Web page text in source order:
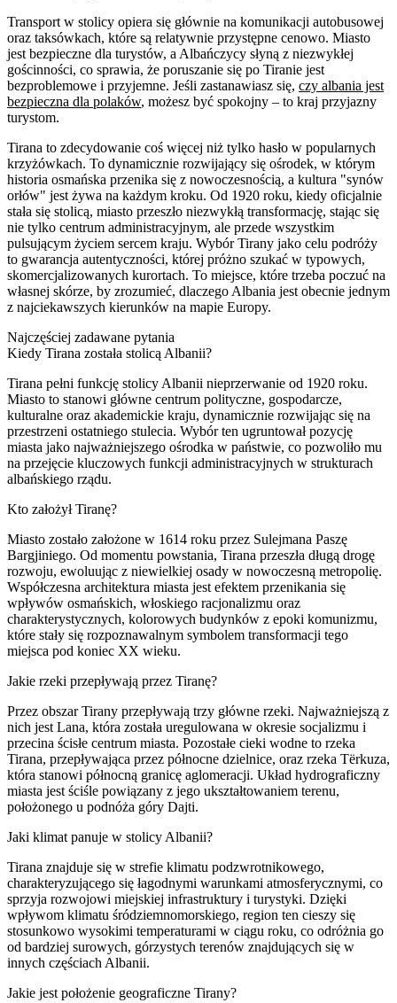
Transport w stolicy opiera się głównie na komunikacji autobusowej
oraz taksówkach, które są relatywnie przystępne cenowo. Miasto
jest bezpieczne dla turystów, a Albańczycy słyną z niezwykłej
gościnności, co sprawia, że poruszanie się po Tiranie jest
bezproblemowe i przyjemne. Jeśli zastanawiasz się, czy albania jest
bezpieczna dla polaków, możesz być spokojny – to kraj przyjazny
turystom.
Tirana to zdecydowanie coś więcej niż tylko hasło w popularnych
krzyżówkach. To dynamicznie rozwijający się ośrodek, w którym
historia osmańska przenika się z nowoczesnością, a kultura "synów
orłów" jest żywa na każdym kroku. Od 1920 roku, kiedy oficjalnie
stała się stolicą, miasto przeszło niezwykłą transformację, stając się
nie tylko centrum administracyjnym, ale przede wszystkim
pulsującym życiem sercem kraju. Wybór Tirany jako celu podróży
to gwarancja autentyczności, której próżno szukać w typowych,
skomercjalizowanych kurortach. To miejsce, które trzeba poczuć na
własnej skórze, by zrozumieć, dlaczego Albania jest obecnie jednym
z najciekawszych kierunków na mapie Europy.
Najczęściej zadawane pytania
Kiedy Tirana została stolicą Albanii?
Tirana pełni funkcję stolicy Albanii nieprzerwanie od 1920 roku.
Miasto to stanowi główne centrum polityczne, gospodarcze,
kulturalne oraz akademickie kraju, dynamicznie rozwijając się na
przestrzeni ostatniego stulecia. Wybór ten ugruntował pozycję
miasta jako najważniejszego ośrodka w państwie, co pozwoliło mu
na przejęcie kluczowych funkcji administracyjnych w strukturach
albańskiego rządu.
Kto założył Tiranę?
Miasto zostało założone w 1614 roku przez Sulejmana Paszę
Bargjiniego. Od momentu powstania, Tirana przeszła długą drogę
rozwoju, ewoluując z niewielkiej osady w nowoczesną metropolię.
Współczesna architektura miasta jest efektem przenikania się
wpływów osmańskich, włoskiego racjonalizmu oraz
charakterystycznych, kolorowych budynków z epoki komunizmu,
które stały się rozpoznawalnym symbolem transformacji tego
miejsca pod koniec XX wieku.
Jakie rzeki przepływają przez Tiranę?
Przez obszar Tirany przepływają trzy główne rzeki. Najważniejszą z
nich jest Lana, która została uregulowana w okresie socjalizmu i
przecina ścisłe centrum miasta. Pozostałe cieki wodne to rzeka
Tirana, przepływająca przez północne dzielnice, oraz rzeka Tërkuza,
która stanowi północną granicę aglomeracji. Układ hydrograficzny
miasta jest ściśle powiązany z jego ukształtowaniem terenu,
położonego u podnóża góry Dajti.
Jaki klimat panuje w stolicy Albanii?
Tirana znajduje się w strefie klimatu podzwrotnikowego,
charakteryzującego się łagodnymi warunkami atmosferycznymi, co
sprzyja rozwojowi miejskiej infrastruktury i turystyki. Dzięki
wpływom klimatu śródziemnomorskiego, region ten cieszy się
stosunkowo wysokimi temperaturami w ciągu roku, co odróżnia go
od bardziej surowych, górzystych terenów znajdujących się w
innych częściach Albanii.
Jakie jest położenie geograficzne Tirany?